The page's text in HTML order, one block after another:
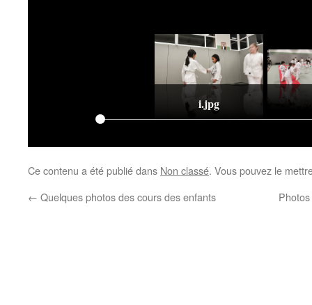
i.jpg
Ce contenu a été publié dans Non classé. Vous pouvez le
← Quelques photos des cours des enfants